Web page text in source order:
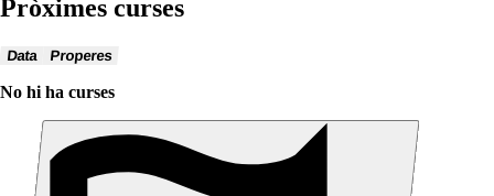
Pròximes curses
Data Properes
No hi ha curses